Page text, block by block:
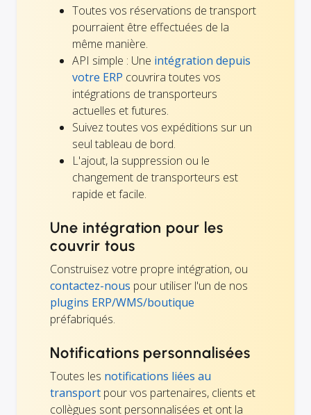
Toutes vos réservations de transport
pourraient être effectuées de la
même manière.
API simple : Une intégration depuis
votre ERP couvrira toutes vos
intégrations de transporteurs
actuelles et futures.
Suivez toutes vos expéditions sur un
seul tableau de bord.
L'ajout, la suppression ou le
changement de transporteurs est
rapide et facile.
Une intégration pour les
couvrir tous
Construisez votre propre intégration, ou
contactez-nous pour utiliser l'un de nos
plugins ERP/WMS/boutique
préfabriqués.
Notifications personnalisées
Toutes les notifications liées au
transport pour vos partenaires, clients et
collègues sont personnalisées et ont la